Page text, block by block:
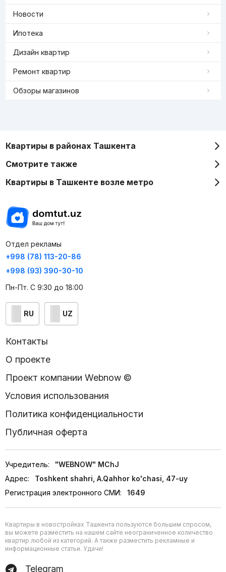
Новости
Ипотека
Дизайн квартир
Ремонт квартир
Обзоры магазинов
Квартиры в районах Ташкента
Смотрите также
Квартиры в Ташкенте возле метро
Отдел рекламы
+998 (78) 113-20-86
+998 (93) 390-30-10
Пн-Пт. С 9:30 до 18:00
RU UZ
Контакты
О проекте
Проект компании Webnow ©
Условия использования
Политика конфиденциальности
Публичная оферта
Учредитель:
"WEBNOW" MChJ
Адрес:
Toshkent shahri, A.Qahhor ko'chasi, 47-uy
Регистрация электронного СМИ:
1649
Квартиры в новостройках Ташкента пользуются большим спросом,
вы можете разместить на нашем сайте неограниченное количество
квартир любой из категорий. А также разместить рекламные и
информационные статьи. Удачи!
Telegram